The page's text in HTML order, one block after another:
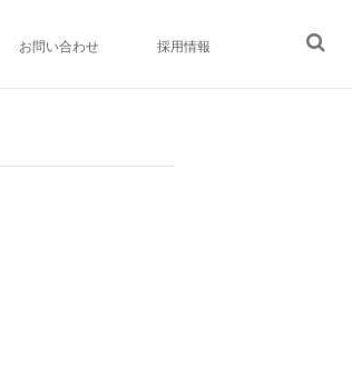
お問い合わせ 採用情報